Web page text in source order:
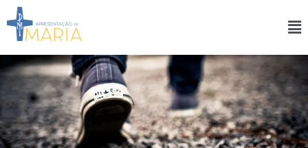
para
conteúdo